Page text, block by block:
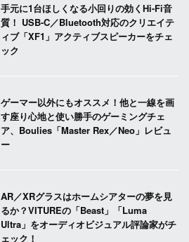
手元に1台ほしくなる小回りの効くHi-Fi音
質！ USB-C／Bluetooth対応のクリエイテ
ィブ「XF1」アクティブスピーカーをチェ
ック
ゲーマー以外にもオススメ！他と一線を画
す座り心地と使い勝手のゲーミングチェ
ア、Boulies「Master Rex／Neo」レビュ
ー
AR／XRグラスはホームシアターの夢を見
るか？VITUREの「Beast」「Luma
Ultra」をオーディオビジュアル評論家がチ
ェック！